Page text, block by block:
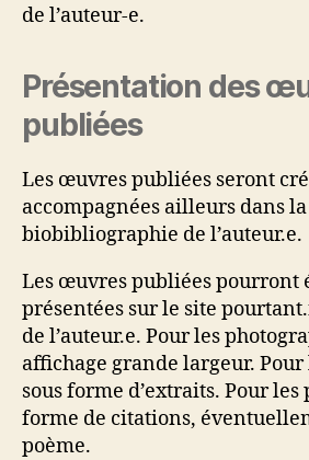
de l’auteur-e.
Présentation des
publiées
Les œuvres publiées seront
accompagnées ailleurs dans
biobibliographie de l’auteur.e.
Les œuvres publiées pourront
présentées sur le site
de l’auteur.e. Pour les
affichage grande largeur.
sous forme d’extraits. Pour les
forme de citations,
poème.